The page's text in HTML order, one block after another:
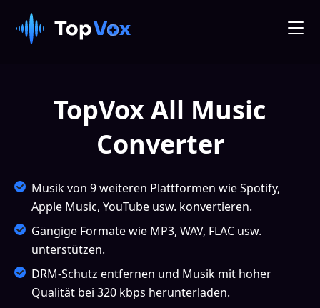
TopVox All Music
Converter
Musik von 9 weiteren Plattformen wie Spotify,
Apple Music, YouTube usw. konvertieren.
Gängige Formate wie MP3, WAV, FLAC usw.
unterstützen.
DRM-Schutz entfernen und Musik mit hoher
Qualität bei 320 kbps herunterladen.